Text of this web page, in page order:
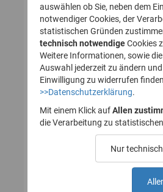
Probleme beim
auswählen ob Sie, neben dem
notwendiger Cookies, der
statistischen Gründen
technisch notwendigeCookies
Weitere Informationen, sowie
Auswahl jederzeit zu ändern
Einwilligung zu widerrufen
>>Datenschutzerklärung.
Mit einem Klick aufAllen
die Verarbeitung zu
Nur